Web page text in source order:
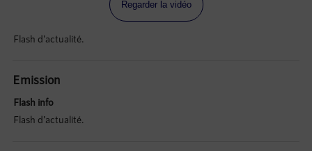
Regarder la vidéo
Flash d'actualité.
Emission
Flash info
Flash d'actualité.